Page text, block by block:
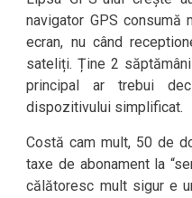
navigator GPS consumă
ecran, nu când
sateliți. Ține 2
principal ar trebui
dispozitivului simplificat.
Costă cam mult, 50 de
taxe de abonament la
călătoresc mult sigur e